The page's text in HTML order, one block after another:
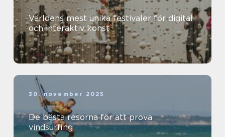
Världens mest unika festivaler för digital
och interaktiv konst
30. november 2025
De bästa resorna för att prova
vindsurfing